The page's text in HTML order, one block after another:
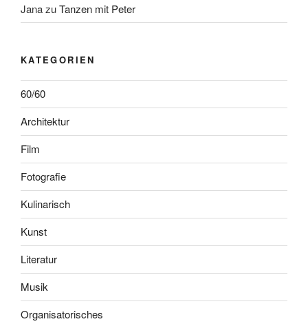
JanazuTanzen mit Peter
KATEGORIEN
60/60
Architektur
Film
Fotografie
Kulinarisch
Kunst
Literatur
Musik
Organisatorisches